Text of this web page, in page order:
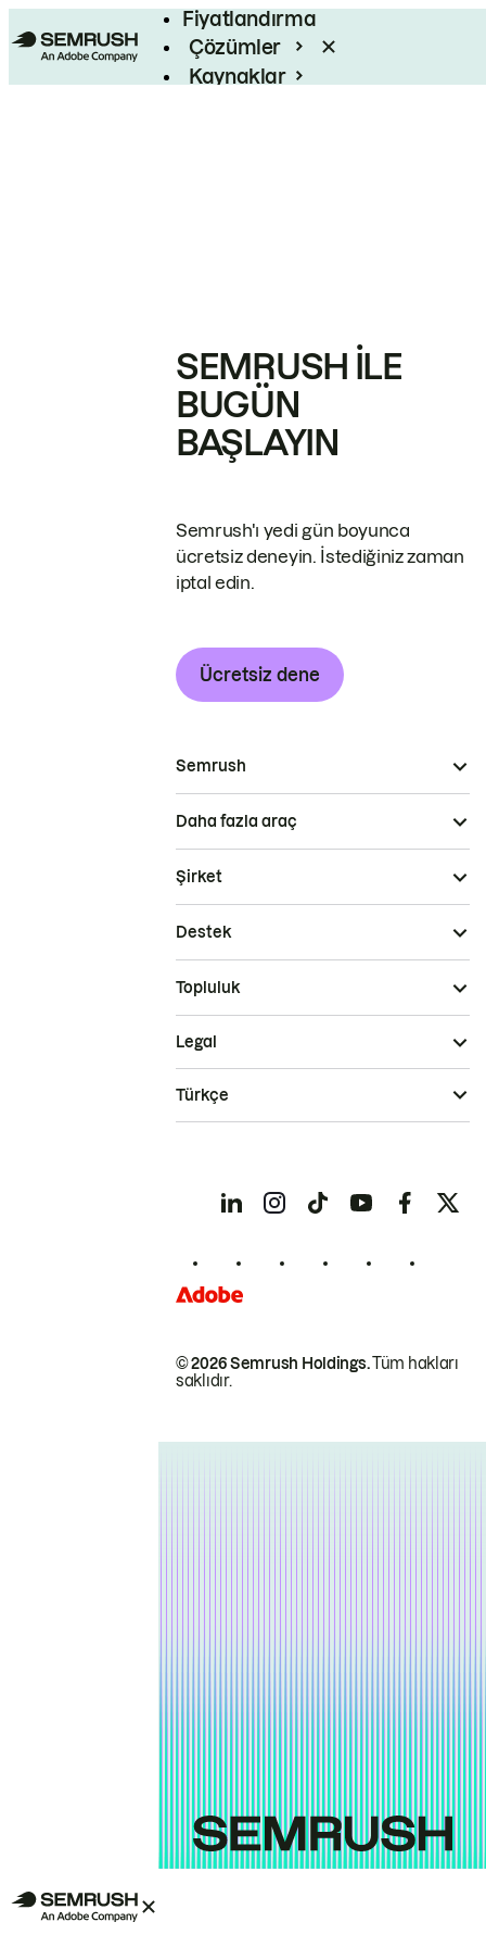
Fiyatlandırma
Çözümler
Kaynaklar
SEMRUSH ILE
BUGÜN
BAŞLAYIN
Semrush'ı yedi gün boyunca
ücretsiz deneyin. İstediğiniz zaman
iptal edin.
Ücretsiz dene
Semrush
Daha fazla araç
Şirket
Destek
Topluluk
© 2026 Semrush Holdings.Tüm hakları
saklıdır.
Legal
Türkçe